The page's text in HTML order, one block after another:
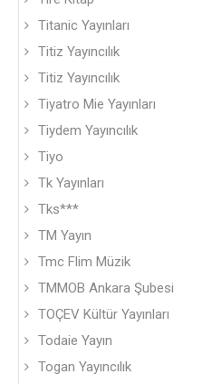
Titanic Yayınları
Titiz Yayıncılık
Titiz Yayıncılık
Tiyatro Mie Yayınları
Tiydem Yayıncılık
Tiyo
Tk Yayınları
Tks***
TM Yayın
Tmc Flim Müzik
TMMOB Ankara Şubesi
TOÇEV Kültür Yayınları
Todaie Yayın
Togan Yayıncılık